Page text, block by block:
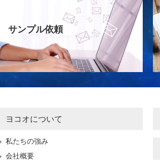
サンプル依頼
ヨコオについて
私たちの強み
会社概要